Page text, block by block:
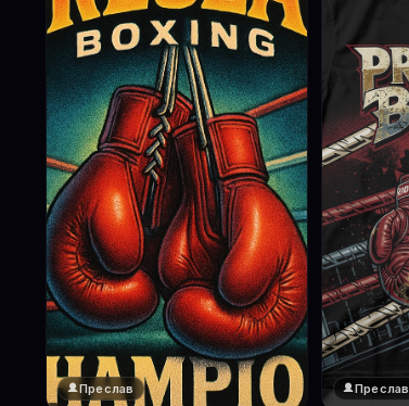
Преслав Преслав